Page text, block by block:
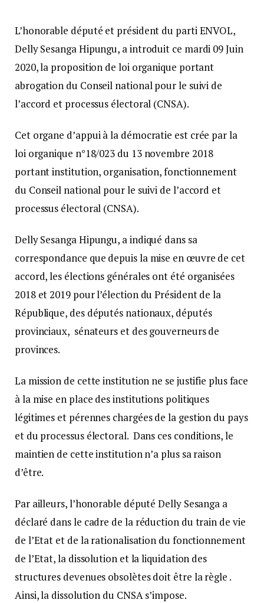
L’honorable député et président du parti ENVOL,
Delly Sesanga Hipungu, a introduit ce mardi 09 Juin
2020, la proposition de loi organique portant
abrogation du Conseil national pour le suivi de
l’accord et processus électoral (CNSA).
Cet organe d’appui à la démocratie est crée par la
loi organique n°18/023 du 13 novembre 2018
portant institution, organisation, fonctionnement
du Conseil national pour le suivi de l’accord et
processus électoral (CNSA).
Delly Sesanga Hipungu, a indiqué dans sa
correspondance que depuis la mise en œuvre de cet
accord, les élections générales ont été organisées
2018 et 2019 pour l’élection du Président de la
République, des députés nationaux, députés
provinciaux, sénateurs et des gouverneurs de
provinces.
La mission de cette institution ne se justifie plus face
à la mise en place des institutions politiques
légitimes et pérennes chargées de la gestion du pays
et du processus électoral. Dans ces conditions, le
maintien de cette institution n’a plus sa raison
d’être.
Par ailleurs, l’honorable député Delly Sesanga a
déclaré dans le cadre de la réduction du train de vie
de l’Etat et de la rationalisation du fonctionnement
de l’Etat, la dissolution et la liquidation des
structures devenues obsolètes doit être la règle .
Ainsi, la dissolution du CNSA s’impose.